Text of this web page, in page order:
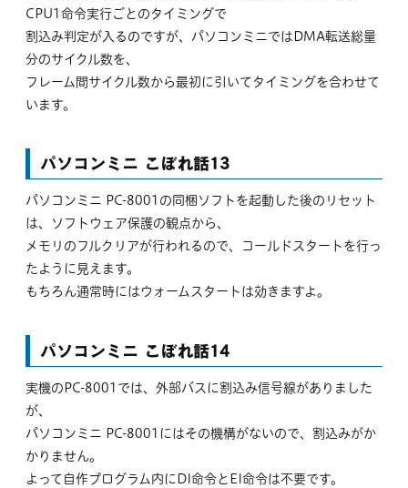
CPU1命令実行ごとのタイミングで
割込み判定が入るのですが、パソコンミニではDMA転送総量
分のサイクル数を、
フレーム間サイクル数から最初に引いてタイミングを合わせて
います。
パソコンミニ こぼれ話13
パソコンミニ PC-8001の同梱ソフトを起動した後のリセット
は、ソフトウェア保護の観点から、
メモリのフルクリアが行われるので、コールドスタートを行っ
たように見えます。
もちろん通常時にはウォームスタートは効きますよ。
パソコンミニ こぼれ話14
実機のPC-8001では、外部バスに割込み信号線がありました
が、
パソコンミニ PC-8001にはその機構がないので、割込みがか
かりません。
よって自作プログラム内にDI命令とEI命令は不要です。